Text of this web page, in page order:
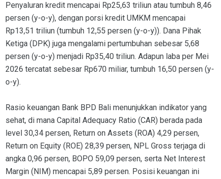
Penyaluran kredit mencapai Rp25,63 triliun atau tumbuh 8,46
persen (y-o-y), dengan porsi kredit UMKM mencapai
Rp13,51 triliun (tumbuh 12,55 persen (y-o-y)). Dana Pihak
Ketiga (DPK) juga mengalami pertumbuhan sebesar 5,68
persen (y-o-y) menjadi Rp35,40 triliun. Adapun laba per Mei
2026 tercatat sebesar Rp670 miliar, tumbuh 16,50 persen (y-
o-y).
Rasio keuangan Bank BPD Bali menunjukkan indikator yang
sehat, di mana Capital Adequacy Ratio (CAR) berada pada
level 30,34 persen, Return on Assets (ROA) 4,29 persen,
Return on Equity (ROE) 28,39 persen, NPL Gross terjaga di
angka 0,96 persen, BOPO 59,09 persen, serta Net Interest
Margin (NIM) mencapai 5,89 persen. Posisi keuangan ini